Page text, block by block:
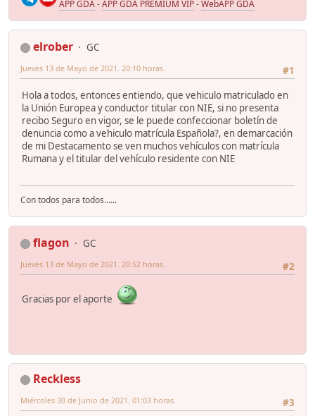
APP GDA-APP GDA PREMIUM VIP-WebAPP GDA
elrober
GC
#1
Jueves 13 de Mayo de 2021. 20:10 horas.
Hola a todos, entonces entiendo, que vehiculo matriculado en
la Unión Europea y conductor titular con NIE, si no presenta
recibo Seguro en vigor, se le puede confeccionar boletín de
denuncia como a vehiculo matrícula Española?, en demarcación
de mi Destacamento se ven muchos vehículos con matrícula
Rumana y el titular del vehículo residente con NIE
Con todos para todos......
flagon
GC
#2
Jueves 13 de Mayo de 2021. 20:52 horas.
Gracias por el aporte
Reckless
#3
Miércoles 30 de Junio de 2021. 01:03 horas.